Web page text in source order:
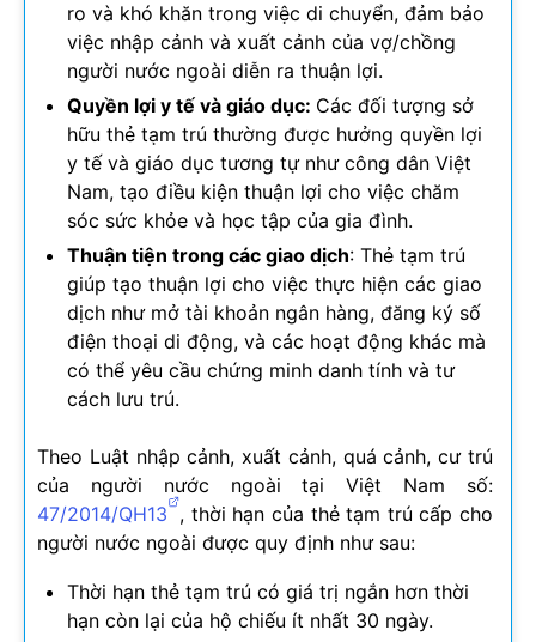
ro và khó khăn trong việc di chuyển, đảm bảo
việc nhập cảnh và xuất cảnh của vợ/chồng
người nước ngoài diễn ra thuận lợi.
Quyền lợi y tế và giáo dục: Các đối tượng sở
hữu thẻ tạm trú thường được hưởng quyền lợi
y tế và giáo dục tương tự như công dân Việt
Nam, tạo điều kiện thuận lợi cho việc chăm
sóc sức khỏe và học tập của gia đình.
Thuận tiện trong các giao dịch: Thẻ tạm trú
giúp tạo thuận lợi cho việc thực hiện các giao
dịch như mở tài khoản ngân hàng, đăng ký số
điện thoại di động, và các hoạt động khác mà
có thể yêu cầu chứng minh danh tính và tư
cách lưu trú.
Theo Luật nhập cảnh, xuất cảnh, quá cảnh, cư trú
của người nước ngoài tại Việt Nam số:
47/2014/QH13 , thời hạn của thẻ tạm trú cấp cho
người nước ngoài được quy định như sau:
Thời hạn thẻ tạm trú có giá trị ngắn hơn thời
hạn còn lại của hộ chiếu ít nhất 30 ngày.